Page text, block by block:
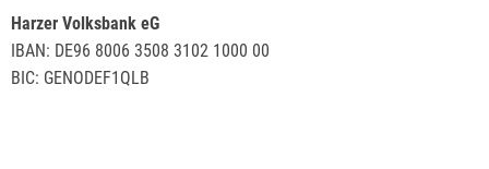
Harzer Volksbank eG
IBAN: DE96 8006 3508 3102 1000 00
BIC: GENODEF1QLB